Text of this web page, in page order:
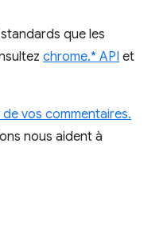
que les
chrome.* API et
vos commentaires.
nous aident à